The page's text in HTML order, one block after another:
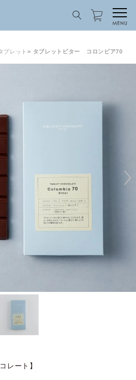
ブレット タブレットビター コロンビア70
レート】